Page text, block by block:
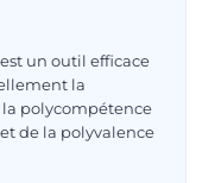
un outil efficace
la
polycompétence
de la polyvalence